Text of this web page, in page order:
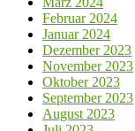
Februar 2024
Januar 2024
Dezember 2023
November 2023
Oktober 2023
September 2023
August 2023